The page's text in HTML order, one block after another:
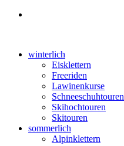
winterlich
Eisklettern
Freeriden
Lawinenkurse
Schneeschuhtouren
Skihochtouren
Skitouren
sommerlich
Alpinklettern